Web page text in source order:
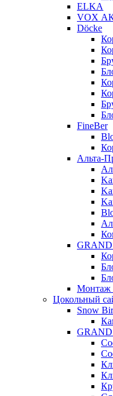
ELKA
VOX
Döcke
FineBer
Альта-
Монтаж
Цокольный
Snow